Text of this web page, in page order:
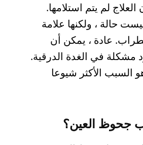
العلاج لم يتم استلامها.
حالة ، ولكنها علامة
عادة ، يمكن أن
مشكلة في الغدة الدرقية.
الأكثر شيوعا
جحوظ العين؟